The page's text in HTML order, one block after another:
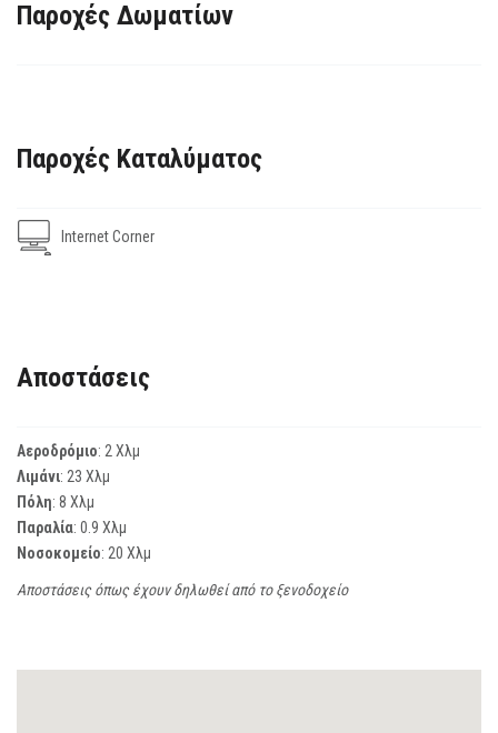
Παροχές Δωματίων
Παροχές Καταλύματος
Internet Corner
Αποστάσεις
Αεροδρόμιο: 2 Χλμ
Λιμάνι: 23 Χλμ
Πόλη: 8 Χλμ
Παραλία: 0.9 Χλμ
Νοσοκομείο: 20 Χλμ
Αποστάσεις όπως έχουν δηλωθεί από το ξενοδοχείο